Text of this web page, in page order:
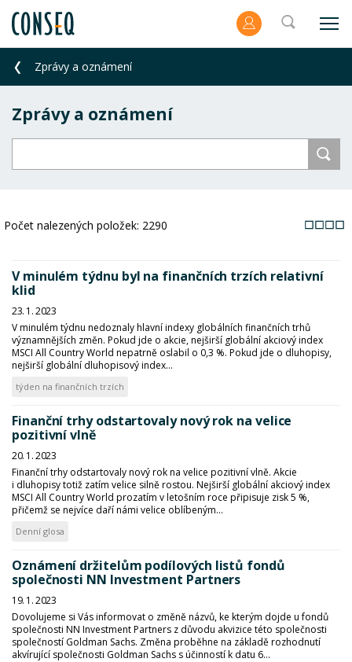
Zprávy a oznámení
Zprávy a oznámení
Počet nalezených položek: 2290
V minulém týdnu byl na finančních trzích relativní
klid
23. 1. 2023
V minulém týdnu nedoznaly hlavní indexy globálních finančních trhů
významnějších změn. Pokud jde o akcie, nejširší globální akciový index
MSCI All Country World nepatrně oslabil o 0,3 %. Pokud jde o dluhopisy,
nejširší globální dluhopisový index...
týden na finančních trzích
Finanční trhy odstartovaly nový rok na velice
pozitivní vlně
20. 1. 2023
Finanční trhy odstartovaly nový rok na velice pozitivní vlně. Akcie
i dluhopisy totiž zatím velice silně rostou. Nejširší globální akciový index
MSCI All Country World prozatím v letošním roce připisuje zisk 5 %,
přičemž se nejvíce daří námi velice oblíbeným...
Denní glosa
Oznámení držitelům podílových listů fondů
společnosti NN Investment Partners
19. 1. 2023
Dovolujeme si Vás informovat o změně názvů, ke kterým dojde u fondů
společnosti NN Investment Partners z důvodu akvizice této společnosti
společností Goldman Sachs. Změna proběhne na základě rozhodnutí
akvírující společnosti Goldman Sachs s účinností k datu 6...